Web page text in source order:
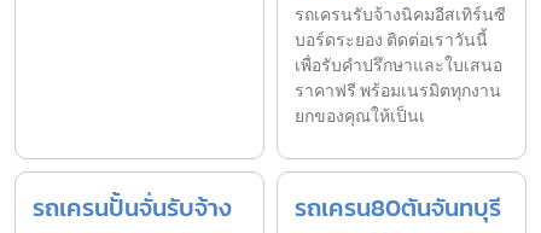
รถเครนรับจ้างนิคมอีสเทิร์นซี
บอร์ดระยอง ติดต่อเราวันนี้
เพื่อรับคำปรึกษาและใบเสนอ
ราคาฟรี พร้อมเนรมิตทุกงาน
ยกของคุณให้เป็นเ
รถเครนปั้นจั่นรับจ้าง
รถเครน80ตันจันทบุรี